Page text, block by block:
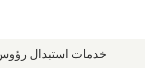
خدمات استبدال